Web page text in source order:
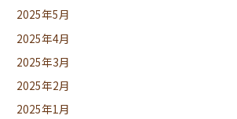
2025年5月
2025年4月
2025年3月
2025年2月
2025年1月